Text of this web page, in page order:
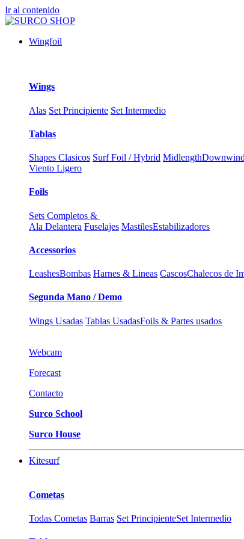
Ir al contenido
Wingfoil
Wings
Alas Set Principiente Set Intermedio
Tablas
Shapes Clasicos Surf Foil / Hybrid Midlength
Viento Ligero
Foils
Sets Completos &
Ala Delantera Fuselajes MastilesEstabilizadores
Accessorios
LeashesBombas Harnes & Lineas CascosChalecos de
Segunda Mano / Demo
Wings Usadas Tablas UsadasFoils & Partes usados
Webcam
Forecast
Contacto
Surco School
Surco House
Kitesurf
Cometas
Todas Cometas Barras Set PrincipienteSet Intermedio